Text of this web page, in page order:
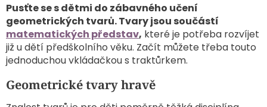
Pusťte se s dětmi do zábavného učení
geometrických tvarů. Tvary jsou součástí
matematických představ, které je potřeba rozvíjet
již u dětí předškolního věku. Začít můžete třeba touto
jednoduchou vkládačkou s traktůrkem.
Geometrické tvary hravě